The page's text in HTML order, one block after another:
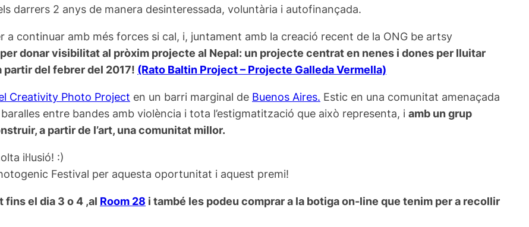
darrers 2 anys de manera desinteressada, voluntària i autofinançada.
a continuar amb més forces si cal, i, juntament amb la creació recent de la ONG be artsy
donar visibilitat al pròxim projecte al Nepal: un projecte centrat en nenes i dones per lluitar
partir del febrer del 2017! (Rato Baltin Project – Projecte Galleda Vermella)
Creativity Photo Project en un barri marginal de Buenos Aires. Estic en una comunitat amenaçada
entre bandes amb violència i tota l’estigmatització que això representa, i amb un grup
a partir de l’art, una comunitat millor.
il·lusió! :)
Festival per aquesta oportunitat i aquest premi!
el dia 3 o 4 ,al Room 28 i també les podeu comprar a la botiga on-line que tenim per a recollir